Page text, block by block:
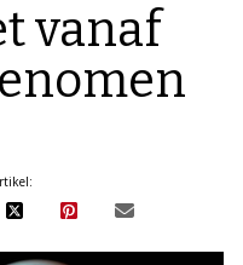
vanaf